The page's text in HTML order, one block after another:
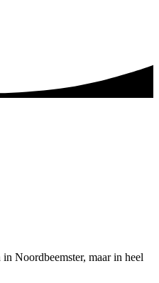
Noordbeemster, maar in heel